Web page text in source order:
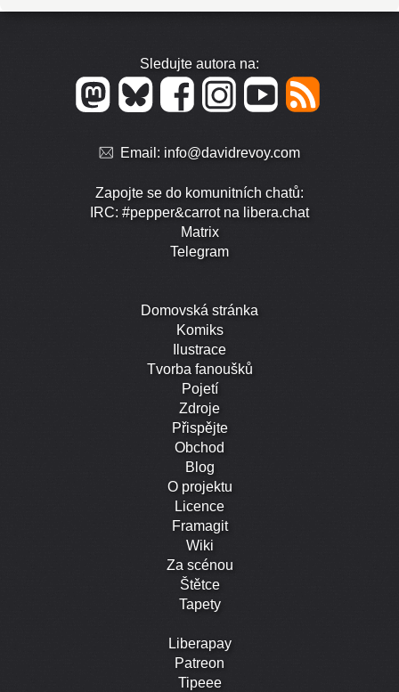
Sledujte autora na:
Email: info@davidrevoy.com
Zapojte se do komunitních chatů:
IRC: #pepper&carrot na libera.chat
Matrix
Telegram
Domovská stránka
Komiks
Ilustrace
Tvorba fanoušků
Pojetí
Zdroje
Přispějte
Obchod
Blog
O projektu
Licence
Framagit
Wiki
Za scénou
Štětce
Tapety
Liberapay
Patreon
Tipeee